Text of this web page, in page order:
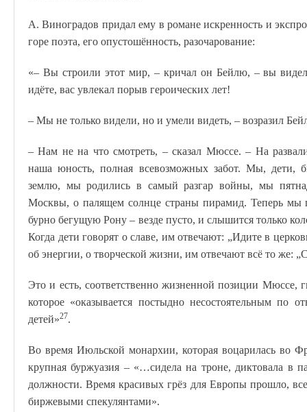
А. Виноградов придал ему в романе искренность и
горе поэта, его опустошённость, разочарование:
«– Вы строили этот мир, – кричал он Бейлю, – вы
идёте, вас увлекал порыв героических лет!
– Мы не только видели, но и умели видеть, – возразил
– Нам не на что смотреть, – сказал Мюссе. – На
наша юность, полная всевозможных забот. Мы, дети,
землю, мы родились в самый разгар войны, мы
Москвы, о палящем солнце страны пирамид. Теперь мы
бурно бегущую Рону – везде пусто, и слышится только
Когда дети говорят о славе, им отвечают: „Идите в
об энергии, о творческой жизни, им отвечают всё то же:
Это и есть, соответственно жизненной позиции Мюссе,
которое «оказывается постыдно несостоятельным
детей»27.
Во время Июльской монархии, которая воцарилась во
крупная буржуазия – «…сидела на троне, диктовала в
должности. Время красивых грёз для Европы прошло,
биржевыми спекулянтами».